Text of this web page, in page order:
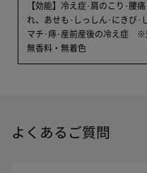
【効能】冷え症･肩のこり･腰
れ、あせも･しっしん･にきび･
マチ･痔･産前産後の冷え症 ※
無香料・無着色
よくあるご質問